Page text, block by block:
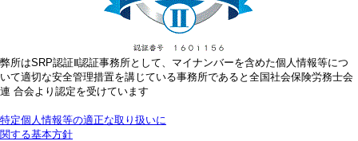
弊所はSRP認証Ⅱ認証事務所として、マイナンバーを含めた個人情報等につ
いて適切な安全管理措置を講じている事務所であると全国社会保険労務士会
連 合会より認定を受けています
特定個人情報等の適正な取り扱いに
関する基本方針